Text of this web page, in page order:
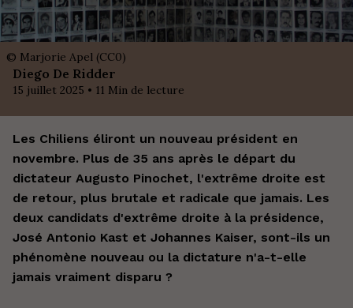
© Marjorie Apel (CC0)
Diego De Ridder
15 juillet 2025 • 11 Min de lecture
Les Chiliens éliront un nouveau président en
novembre. Plus de 35 ans après le départ du
dictateur Augusto Pinochet, l'extrême droite est
de retour, plus brutale et radicale que jamais. Les
deux candidats d'extrême droite à la présidence,
José Antonio Kast et Johannes Kaiser, sont-ils un
phénomène nouveau ou la dictature n'a-t-elle
jamais vraiment disparu ?